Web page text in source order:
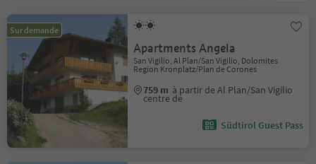
Sur demande
Apartments Angela
San Vigilio, Al Plan/San Vigilio, Dolomites
Region Kronplatz/Plan de Corones
759 m à partir de Al Plan/San Vigilio
centre de
Südtirol Guest Pass